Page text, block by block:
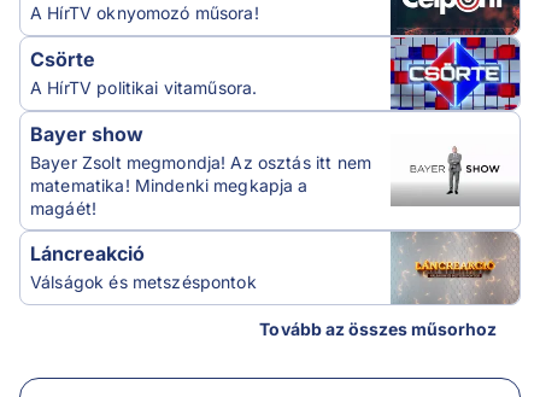
A HírTV oknyomozó műsora!
Csörte
A HírTV politikai vitaműsora.
Bayer show
Bayer Zsolt megmondja! Az osztás itt nem
matematika! Mindenki megkapja a
magáét!
Láncreakció
Válságok és metszéspontok
Tovább az összes műsorhoz